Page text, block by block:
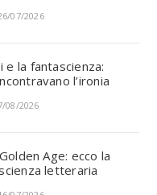
07/2026
e la fantascienza:
l’ironia
08/2026
Age: ecco la
letteraria